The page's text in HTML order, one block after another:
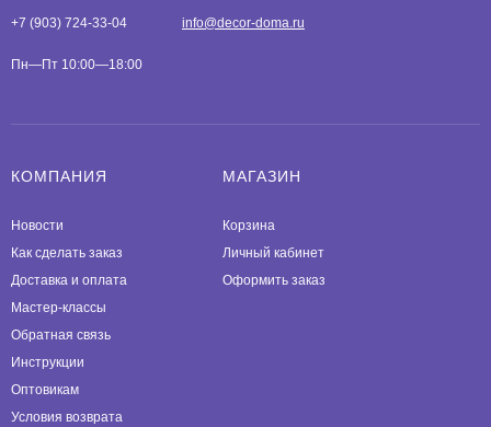
+7 (903) 724-33-04 info@decor-doma.ru
Пн—Пт 10:00—18:00
КОМПАНИЯ
Новости
Как сделать заказ
Доставка и оплата
Мастер-классы
Обратная связь
Инструкции
Оптовикам
Условия возврата
МАГАЗИН
Корзина
Личный кабинет
Оформить заказ